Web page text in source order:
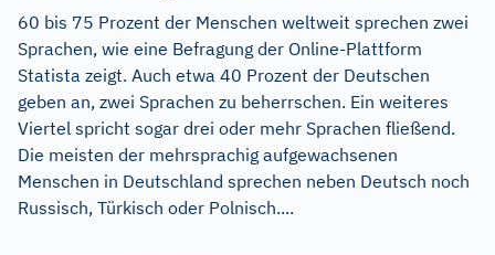
60 bis 75 Prozent der Menschen weltweit sprechen zwei
Sprachen, wie eine Befragung der Online-Plattform
Statista zeigt. Auch etwa 40 Prozent der Deutschen
geben an, zwei Sprachen zu beherrschen. Ein weiteres
Viertel spricht sogar drei oder mehr Sprachen fließend.
Die meisten der mehrsprachig aufgewachsenen
Menschen in Deutschland sprechen neben Deutsch noch
Russisch, Türkisch oder Polnisch....